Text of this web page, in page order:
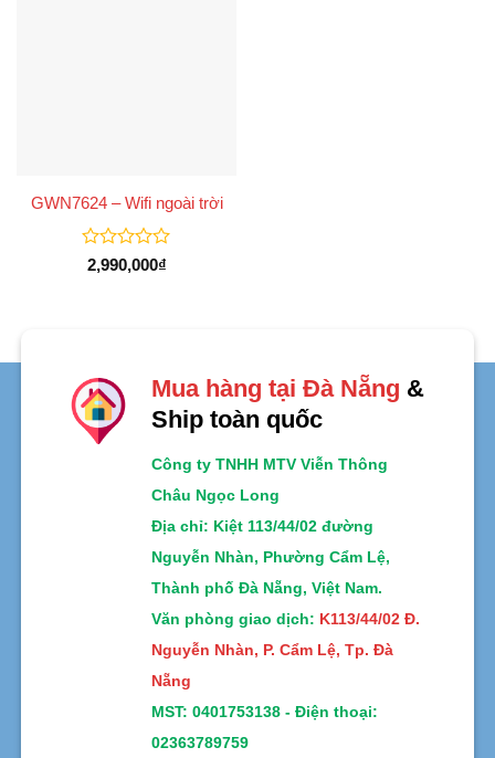
GWN7624 – Wifi ngoài trời
Được
2,990,000₫
Mua hàng tại Đà Nẵng &
Ship toàn quốc
Công ty TNHH MTV Viễn Thông
Châu Ngọc Long
Địa chỉ: Kiệt 113/44/02 đường
Nguyễn Nhàn, Phường Cẩm Lệ,
Thành phố Đà Nẵng, Việt Nam.
Văn phòng giao dịch: K113/44/02 Đ.
Nguyễn Nhàn, P. Cẩm Lệ, Tp. Đà
Nẵng
MST: 0401753138 - Điện thoại:
02363789759